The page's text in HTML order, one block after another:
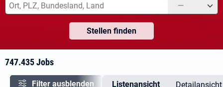
—
Stellen finden
747.435 Jobs
Filter ausblenden Listenansicht Detailansicht